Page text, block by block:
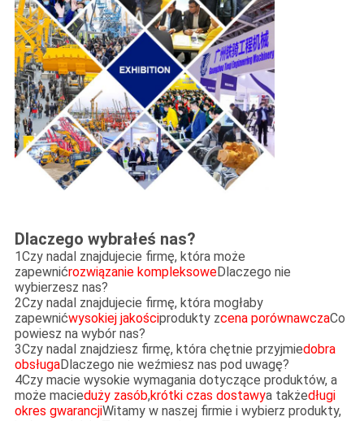
Dlaczego wybrałeś nas?
1Czy nadal znajdujecie firmę, która może
zapewnićrozwiązanie kompleksoweDlaczego nie
wybierzesz nas?
2Czy nadal znajdujecie firmę, która mogłaby
zapewnićwysokiej jakościprodukty zcena porównawczaCo
powiesz na wybór nas?
3Czy nadal znajdziesz firmę, która chętnie przyjmiedobra
obsługaDlaczego nie weźmiesz nas pod uwagę?
4Czy macie wysokie wymagania dotyczące produktów, a
może macieduży zasób,krótki czas dostawya takżedługi
okres gwarancjiWitamy w naszej firmie i wybierz produkty,